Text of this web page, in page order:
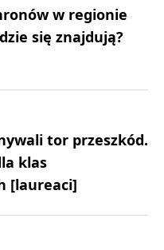
w regionie
się znajdują?
tor przeszkód.
klas
[laureaci]